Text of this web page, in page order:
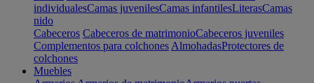
individualesCamas juvenilesCamas infantilesLiterasCamas
nido
Cabeceros Cabeceros de matrimonioCabeceros juveniles
Complementos para colchones AlmohadasProtectores de
colchones
Muebles